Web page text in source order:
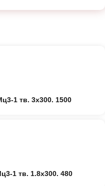
1 тв. 3х300. 1500
1 тв. 1.8х300. 480